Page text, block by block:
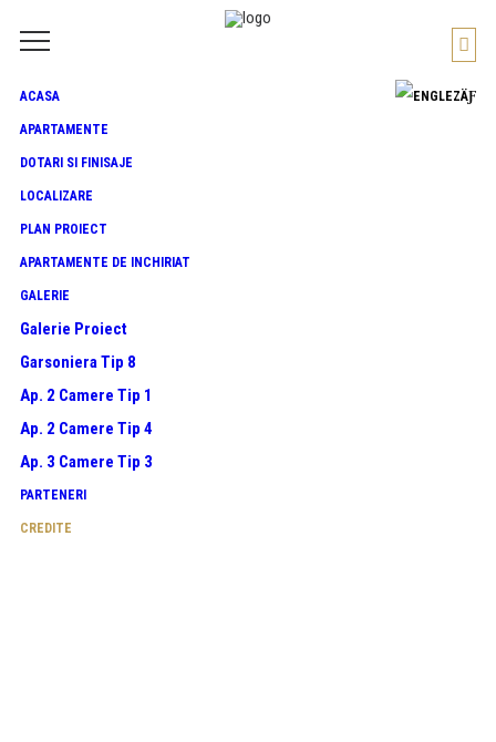
ACASA
APARTAMENTE
DOTARI SI FINISAJE
LOCALIZARE
PLAN PROIECT
APARTAMENTE DE INCHIRIAT
GALERIE
Galerie Proiect
Garsoniera Tip 8
Ap. 2 Camere Tip 1
Ap. 2 Camere Tip 4
Ap. 3 Camere Tip 3
PARTENERI
CREDITE